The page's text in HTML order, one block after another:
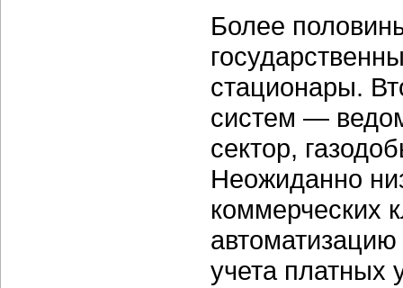
Более
стационары.
систем —
сектор,
Неожиданно
коммерческих
учета платных